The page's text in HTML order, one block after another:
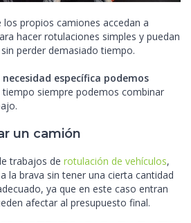
los propios camiones accedan a
hacer rotulaciones simples y puedan
perder demasiado tiempo.
específica podemos
tiempo siempre podemos combinar
un camión
trabajos de rotulación de vehículos,
la brava sin tener una cierta cantidad
ya que en este caso entran
afectar al presupuesto final.